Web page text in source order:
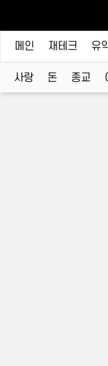
메인 재테크 유
사랑 돈 종교